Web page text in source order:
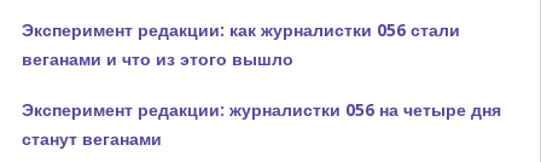
Эксперимент редакции: как журналистки 056 стали
веганами и что из этого вышло
Эксперимент редакции: журналистки 056 на четыре дня
станут веганами